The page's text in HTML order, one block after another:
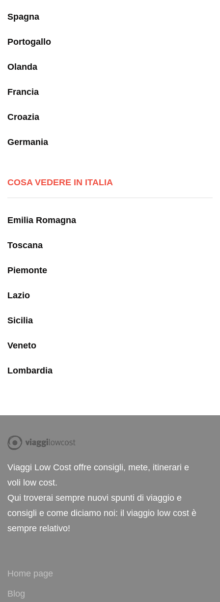
Spagna
Portogallo
Olanda
Francia
Croazia
Germania
COSA VEDERE IN ITALIA
Emilia Romagna
Toscana
Piemonte
Lazio
Sicilia
Veneto
Lombardia
Viaggi Low Cost offre consigli, mete, itinerari e
voli low cost.
Qui troverai sempre nuovi spunti di viaggio e
consigli e come diciamo noi: il viaggio low cost è
sempre relativo!
Home page
Blog